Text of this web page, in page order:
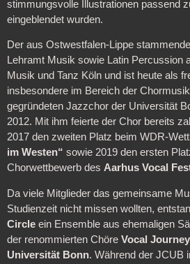
stimmungsvolle Illustrationen passend
eingeblendet wurden.
Der aus Ostwestfalen-Lippe
Lehramt Musik sowie Latin Percussion
Musik und Tanz Köln und ist heute als
insbesondere im Bereich der
gegründeten Jazzchor der Universität
2012. Mit ihm feierte der Chor bereits
2017 den zweiten Platz beim WDR-
im Westen“ sowie 2019 den ersten
Chorwettbewerb des Aarhus Vocal
Da viele Mitglieder das gemeinsame
Studienzeit nicht missen wollten,
Circleein Ensemble aus ehemaligen
der renommierten Chöre Vocal Journey
Universität Bonn. Während der JCUB